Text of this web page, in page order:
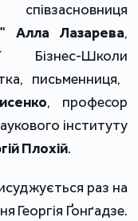
співзасновниця
Алла Лазарева,
Бізнес-Школи
письменниця,
, професор
інституту
Плохій.
раз на
Георгія Ґонґадзе.